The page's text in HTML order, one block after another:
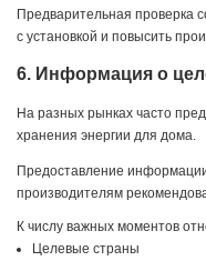
Предварительная проверка
с установкой и повысить
6. Информация о
На разных рынках часто
хранения энергии для дома.
Предоставление
производителям
К числу важных моментов
Целевые страны